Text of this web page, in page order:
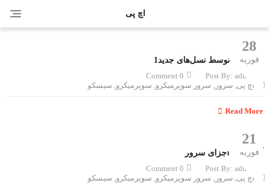
اچ پی
28
فوریه
فناوری‌ها توسط نسل‌های جدید1
Post By: admin
0 Comment
اچ پی, سرور , سرور سوپرمیکرو, سوپرمیکرو, سیسکو
Read More
21
فوریه
آشنایی با اجزای سرور
Post By: admin
0 Comment
اچ پی, سرور , سرور سوپرمیکرو, سوپرمیکرو, سیسکو